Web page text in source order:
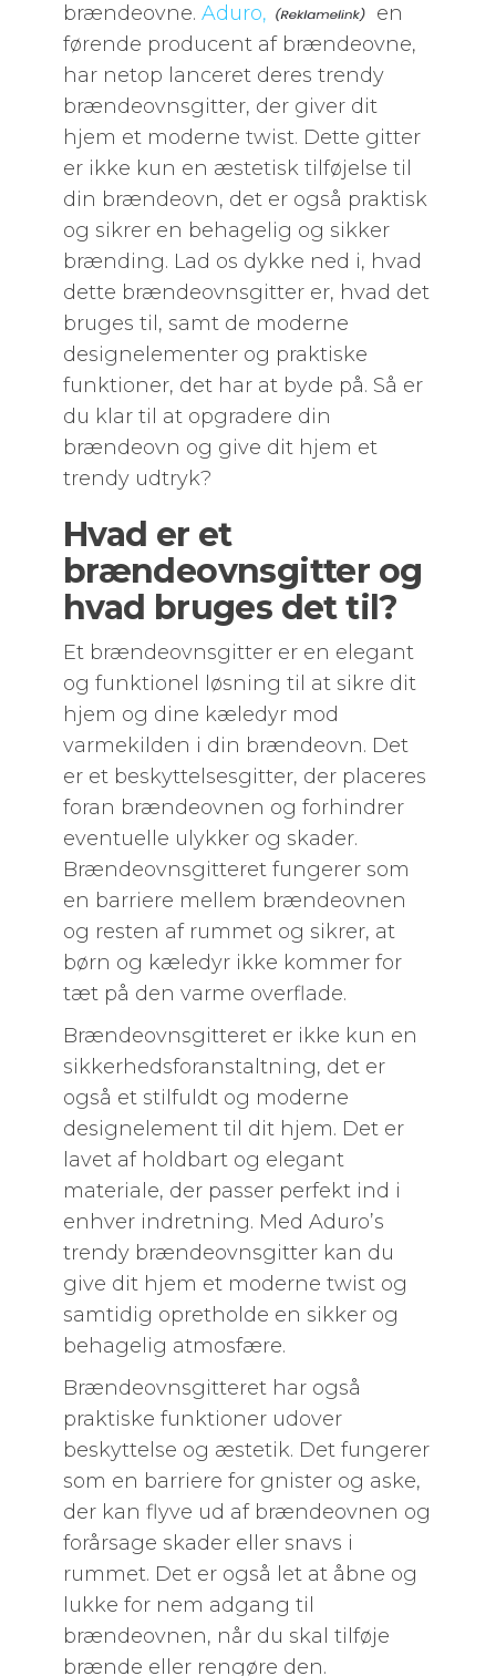
brændeovne. Aduro,
en
førende producent af brændeovne,
har netop lanceret deres trendy
brændeovnsgitter, der giver dit
hjem et moderne twist. Dette gitter
er ikke kun en æstetisk tilføjelse til
din brændeovn, det er også praktisk
og sikrer en behagelig og sikker
brænding. Lad os dykke ned i, hvad
dette brændeovnsgitter er, hvad det
bruges til, samt de moderne
designelementer og praktiske
funktioner, det har at byde på. Så er
du klar til at opgradere din
brændeovn og give dit hjem et
trendy udtryk?
Hvad er et
brændeovnsgitter og
hvad bruges det til?
Et brændeovnsgitter er en elegant
og funktionel løsning til at sikre dit
hjem og dine kæledyr mod
varmekilden i din brændeovn. Det
er et beskyttelsesgitter, der placeres
foran brændeovnen og forhindrer
eventuelle ulykker og skader.
Brændeovnsgitteret fungerer som
en barriere mellem brændeovnen
og resten af rummet og sikrer, at
børn og kæledyr ikke kommer for
tæt på den varme overflade.
Brændeovnsgitteret er ikke kun en
sikkerhedsforanstaltning, det er
også et stilfuldt og moderne
designelement til dit hjem. Det er
lavet af holdbart og elegant
materiale, der passer perfekt ind i
enhver indretning. Med Aduro’s
trendy brændeovnsgitter kan du
give dit hjem et moderne twist og
samtidig opretholde en sikker og
behagelig atmosfære.
Brændeovnsgitteret har også
praktiske funktioner udover
beskyttelse og æstetik. Det fungerer
som en barriere for gnister og aske,
der kan flyve ud af brændeovnen og
forårsage skader eller snavs i
rummet. Det er også let at åbne og
lukke for nem adgang til
brændeovnen, når du skal tilføje
brænde eller rengøre den.